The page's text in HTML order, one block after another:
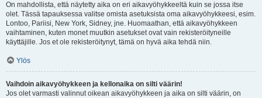
On mahdollista, että näytetty aika on eri aikavyöhykkeeltä kuin se jossa itse
olet. Tässä tapauksessa valitse omista asetuksista oma aikavyöhykkeesi, esim.
Lontoo, Pariisi, New York, Sidney, jne. Huomaathan, että aikavyöhykkeen
vaihtaminen, kuten monet muutkin asetukset ovat vain rekisteröityneille
käyttäjille. Jos et ole rekisteröitynyt, tämä on hyvä aika tehdä niin.
Ylös
Vaihdoin aikavyöhykkeen ja kellonaika on silti väärin!
Jos olet varmasti valinnut oikean aikavyöhykkeen ja aika on silti väärin, on